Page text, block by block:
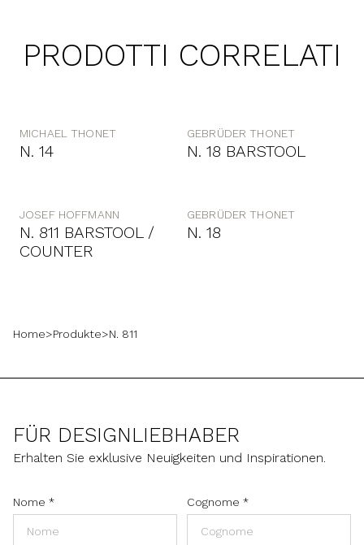
PRODOTTI CORRELATI
MICHAEL THONET
N. 14
GEBRÜDER THONET
N. 18 BARSTOOL
JOSEF HOFFMANN
N. 811 BARSTOOL /
COUNTER
GEBRÜDER THONET
N. 18
Home>Produkte>N. 811
FÜR DESIGNLIEBHABER
Erhalten Sie exklusive Neuigkeiten und Inspirationen.
Nome * Cognome *